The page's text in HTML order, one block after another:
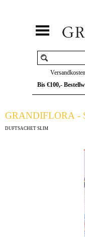
Bis €100,-
GRANDIFLORA -
DUFTSACHET SLIM